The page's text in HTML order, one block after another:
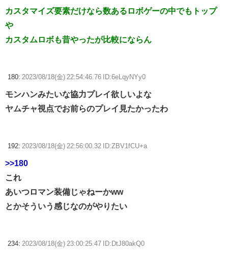
カスタマイズ要素だけなら数あるロボゲーの中でもトップ
や
カスタムロボも昔やったが比較にならん
180: 2023/08/18(金) 22:54:46.76 ID:6eLqyNYy0
モンハンみたいな協力プレイ欲しいよな
ヤムチャ視点でお前らのプレイ見たかったわ
192: 2023/08/18(金) 22:56:00.32 ID:ZBV1fCU+a
>>180
これ
あいつロマン装備じゃねーかww
とかそういう感じなのがやりたい
234: 2023/08/18(金) 23:00:25.47 ID:DtJ80akQ0